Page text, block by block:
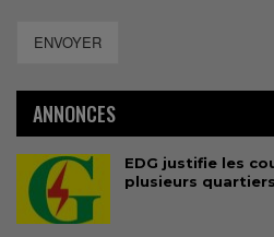
ENVOYER
ANNONCES
EDG justifie les
plusieurs quartiers